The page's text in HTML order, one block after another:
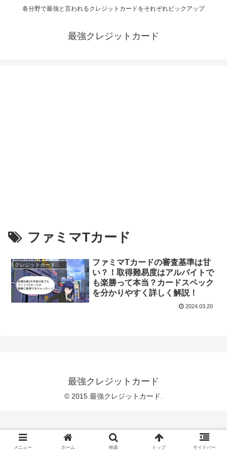
各分野で最強と言われるクレジットカードをそれぞれピックアップ
最強クレジットカード
ファミマTカード
ファミマTカードの審査基準は甘
い？！取得難易度はアルバイトで
も楽勝って本当？カードスペック
を分かりやすく詳しく解説！
2024.03.20
最強クレジットカード
© 2015 最強クレジットカード.
メニュー ホーム 検索 トップ サイドバー